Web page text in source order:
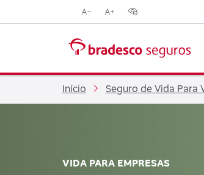
Reduzir
da
fonte
Aumentar
da
fonte
Opções
visual
Início Seguro de Vida Para
VIDA PARA EMPRESAS